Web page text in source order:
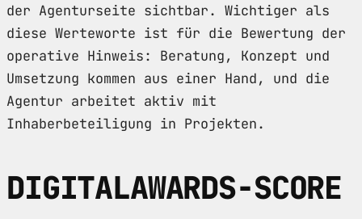
der Agenturseite sichtbar. Wichtiger als
diese Werteworte ist für die Bewertung der
operative Hinweis: Beratung, Konzept und
Umsetzung kommen aus einer Hand, und die
Agentur arbeitet aktiv mit
Inhaberbeteiligung in Projekten.
DIGITALAWARDS-SCORE